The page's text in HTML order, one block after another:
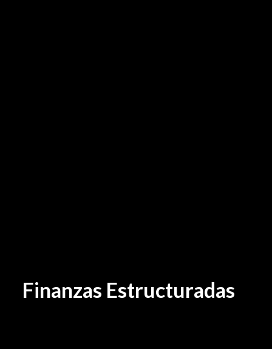
Finanzas Estructuradas